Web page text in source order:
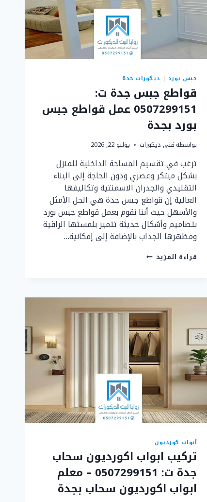
جبس بورد | ديكورات جدة
قواطع جبس جدة ت:
0507299151 عمل قواطع جبس
بورد بجدة
بواسطة فني ديكورات يوليو 22, 2026
ترغب في تقسيم المساحة الداخلية للمنزل
بشكل مبتكر وعصري ودون الحاجة إلى البناء
التقليدي والجدران الاسمنتية وتكاليفها
العالية إن قواطع جبس جدة هي الحل الأمثل
والأسهل حيث أننا نقوم بعمل قواطع جبس بورد
بتصاميم وأشكال حديثة تتميز بلمستها الراقية
ومظهرها الجذاب بالإضافة إلى إمكانية…
قراءة المزيد قواطع
قواطع
جبس
بورد
بجدة
أبواب كورديون
تركيب ابواب اكورديون سحاب
جدة ت: 0507299151 – معلم
ابواب اكورديون سحاب بجدة